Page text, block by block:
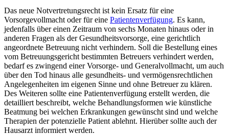
Das neue Notvertretungsrecht ist kein Ersatz für eine
Vorsorgevollmacht oder für eine Patientenverfügung. Es kann,
jedenfalls über einen Zeitraum von sechs Monaten hinaus oder in
anderen Fragen als der Gesundheitsvorsorge, eine gerichtlich
angeordnete Betreuung nicht verhindern. Soll die Bestellung eines
vom Betreuungsgericht bestimmten Betreuers verhindert werden,
bedarf es zwingend einer Vorsorge- und Generalvollmacht, um auch
über den Tod hinaus alle gesundheits- und vermögensrechtlichen
Angelegenheiten im eigenen Sinne und ohne Betreuer zu klären.
Des Weiteren sollte eine Patientenverfügung erstellt werden, die
detailliert beschreibt, welche Behandlungsformen wie künstliche
Beatmung bei welchen Erkrankungen gewünscht sind und welche
Therapien der potenzielle Patient ablehnt. Hierüber sollte auch der
Hausarzt informiert werden.